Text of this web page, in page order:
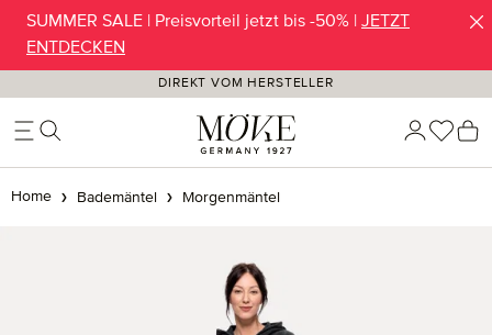
Zum Hauptinhalt springen
SUMMER SALE | Preisvorteil jetzt bis -50% | JETZT
ENTDECKEN
DIREKT VOM HERSTELLER
Du
Home Bademäntel Morgenmäntel